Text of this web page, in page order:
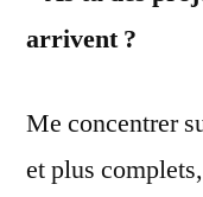
arrivent ?
Me concentrer
et plus